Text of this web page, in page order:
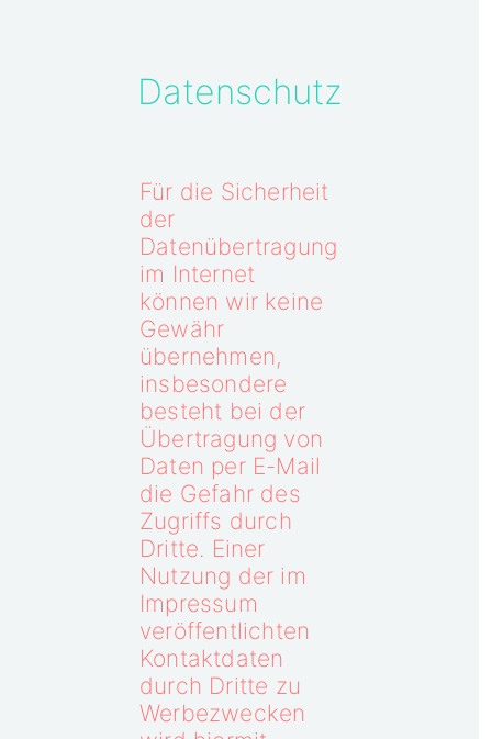
Datenschutz
Für die Sicherheit
der
Datenübertragung
im Internet
können wir keine
Gewähr
übernehmen,
insbesondere
besteht bei der
Übertragung von
Daten per E-Mail
die Gefahr des
Zugriffs durch
Dritte. Einer
Nutzung der im
Impressum
veröffentlichten
Kontaktdaten
durch Dritte zu
Werbezwecken